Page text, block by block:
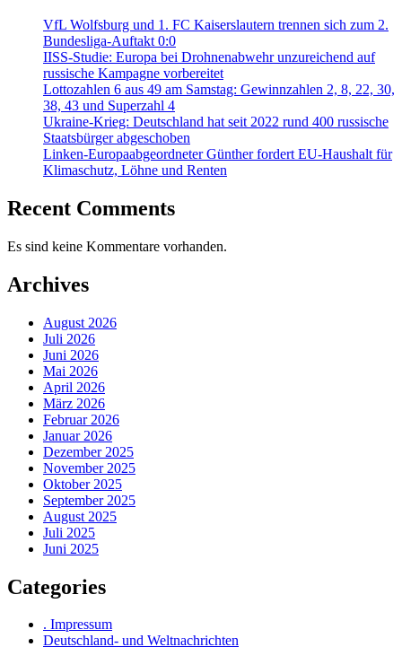
VfL Wolfsburg und 1. FC Kaiserslautern trennen sich zum 2.
Bundesliga-Auftakt 0:0
IISS-Studie: Europa bei Drohnenabwehr unzureichend auf
russische Kampagne vorbereitet
Lottozahlen 6 aus 49 am Samstag: Gewinnzahlen 2, 8, 22, 30,
38, 43 und Superzahl 4
Ukraine-Krieg: Deutschland hat seit 2022 rund 400 russische
Staatsbürger abgeschoben
Linken-Europaabgeordneter Günther fordert EU-Haushalt für
Klimaschutz, Löhne und Renten
Recent Comments
Es sind keine Kommentare vorhanden.
Archives
August 2026
Juli 2026
Juni 2026
Mai 2026
April 2026
März 2026
Februar 2026
Januar 2026
Dezember 2025
November 2025
Oktober 2025
September 2025
August 2025
Juli 2025
Juni 2025
Categories
. Impressum
Deutschland- und Weltnachrichten